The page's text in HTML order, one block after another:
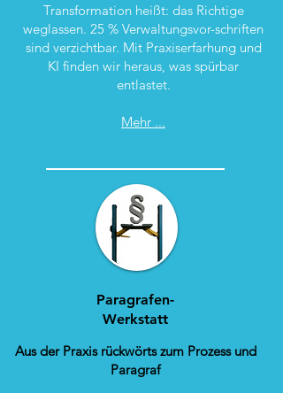
Transformation heißt: das Richtige
weglassen. 25 % Verwaltungsvor-schriften
sind verzichtbar. Mit Praxiserfarhung und
KI finden wir heraus, was spürbar
entlastet.
Mehr ...
Paragrafen-
Werkstatt
Aus der Praxis rückwörts zum Prozess und
Paragraf